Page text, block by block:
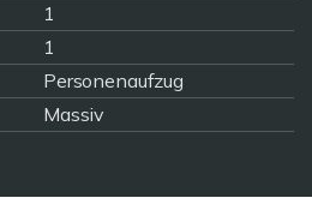
1
1
Personenaufzug
Massiv